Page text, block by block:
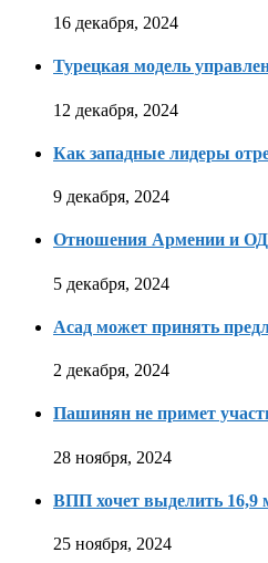
16 декабря, 2024
Турецкая модель
12 декабря, 2024
Как западные лидеры
9 декабря, 2024
Отношения Армении и
5 декабря, 2024
Асад может принять
2 декабря, 2024
Пашинян не примет
28 ноября, 2024
ВПП хочет выделить 16,9
25 ноября, 2024